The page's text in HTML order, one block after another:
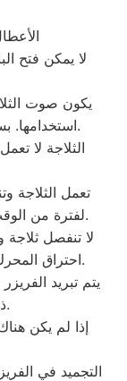
لا يمكن فتح
يكون صوت
استخدامها. بسبب الاهتزاز في الأنابيب التي تنتج الفريون.
الثلاجة لا
تعمل الثلاجة
لفترة من الوقت وتفصل أو تنقطع الثلاجة كل خمس دقائق.
لا تنفصل
احتراق المحرك أو ضاغط الثلاجة إذا لم ينتبه العميل لذلك.
يتم تبريد
ذلك هو أن منظم الحرارة يعمل.
إذا لم يكن
التجميد في